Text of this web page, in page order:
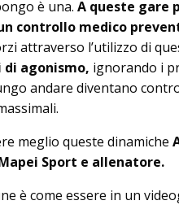
è una. A queste gare
controllo medico
attraverso l’utilizzo di
di agonismo, ignorando i
andare diventano
meglio queste dinamiche
Sport e allenatore.
è come essere in un